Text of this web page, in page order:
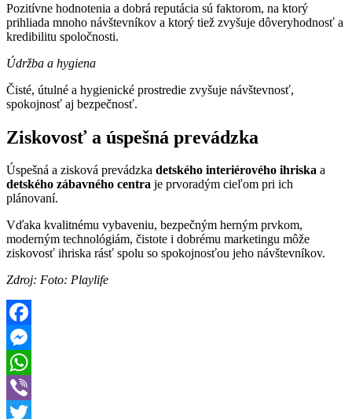
Pozitívne hodnotenia a dobrá reputácia sú faktorom, na ktorý
prihliada mnoho návštevníkov a ktorý tiež zvyšuje dôveryhodnosť a
kredibilitu spoločnosti.
Údržba a hygiena
Čisté, útulné a hygienické prostredie zvyšuje návštevnosť,
spokojnosť aj bezpečnosť.
Ziskovosť a úspešná prevádzka
Úspešná a zisková prevádzka detského interiérového ihriska a
detského zábavného centra je prvoradým cieľom pri ich
plánovaní.
Vďaka kvalitnému vybaveniu, bezpečným herným prvkom,
moderným technológiám, čistote i dobrému marketingu môže
ziskovosť ihriska rásť spolu so spokojnosťou jeho návštevníkov.
Zdroj: Foto: Playlife
Facebook
Messenger
WhatsApp
Viber